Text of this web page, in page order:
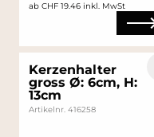
ab CHF 19.46 inkl. MwSt
Kerzenhalter
gross Ø: 6cm, H:
13cm
Artikelnr. 416258